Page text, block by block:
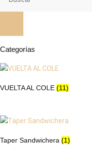
producto
Categorías
VUELTA AL COLE (11)
Taper Sandwichera (1)